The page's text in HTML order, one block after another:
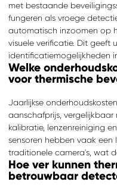
met bestaande
fungeren als vroege
automatisch inzoomen op
visuele verificatie. Dit geeft
identificatiemogelijkheden
Welke
voor thermische
Jaarlijkse
aanschafprijs,
kalibratie, lenzenreiniging
sensoren hebben vaak een
traditionele camera's, wat
Hoe ver kunnen
betrouwbaar